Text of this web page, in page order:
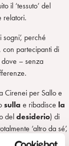
il ‘tessuto’ del
relatori.
perché
con partecipanti di
– senza
Cirenei per Sallo e
sulla e ribadisce la
del desiderio) di
‘altro da sé’,
dimenticare, da cui